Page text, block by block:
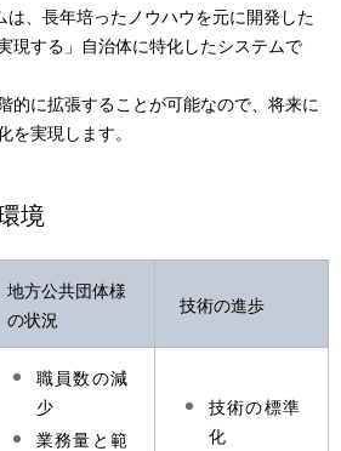
は、長年培ったノウハウを元に開発した
現する」自治体に特化したシステムで
的に拡張することが可能なので、将来に
を実現します。
境
地方公共団体様
の状況
技術の進歩
職員数の減
少
業務量と範
技術の標準
化